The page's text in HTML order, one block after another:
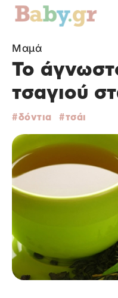
Μαμά
Το
τσαγιού
δόντια τσάι